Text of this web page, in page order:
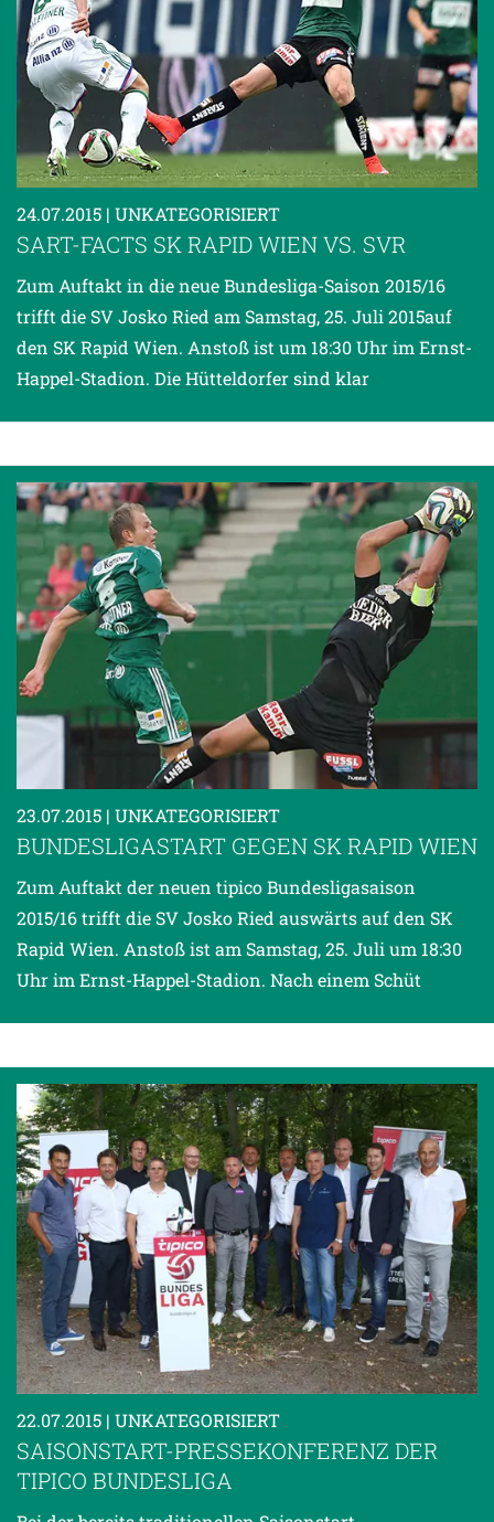
24.07.2015 | UNKATEGORISIERT
SART-FACTS SK RAPID WIEN VS. SVR
Zum Auftakt in die neue Bundesliga-Saison 2015/16
trifft die SV Josko Ried am Samstag, 25. Juli 2015auf
den SK Rapid Wien. Anstoß ist um 18:30 Uhr im Ernst-
Happel-Stadion. Die Hütteldorfer sind klar
23.07.2015 | UNKATEGORISIERT
BUNDESLIGASTART GEGEN SK RAPID WIEN
Zum Auftakt der neuen tipico Bundesligasaison
2015/16 trifft die SV Josko Ried auswärts auf den SK
Rapid Wien. Anstoß ist am Samstag, 25. Juli um 18:30
Uhr im Ernst-Happel-Stadion. Nach einem Schüt
22.07.2015 | UNKATEGORISIERT
SAISONSTART-PRESSEKONFERENZ DER
TIPICO BUNDESLIGA